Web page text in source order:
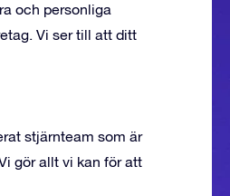
och personliga
Vi ser till att ditt
stjärnteam som är
gör allt vi kan för att